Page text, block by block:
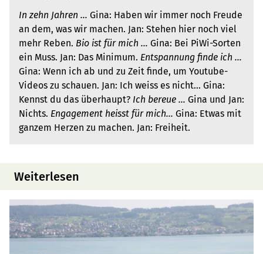
In zehn Jahren … Gina: Haben wir immer noch Freude
an dem, was wir machen. Jan: Stehen hier noch viel
mehr Reben. Bio ist für mich … Gina: Bei PiWi-Sorten
ein Muss. Jan: Das Minimum. Entspannung finde ich …
Gina: Wenn ich ab und zu Zeit finde, um Youtube-
Videos zu schauen. Jan: Ich weiss es nicht… Gina:
Kennst du das überhaupt? Ich bereue … Gina und Jan:
Nichts. Engagement heisst für mich… Gina: Etwas mit
ganzem Herzen zu machen. Jan: Freiheit.
Weiterlesen